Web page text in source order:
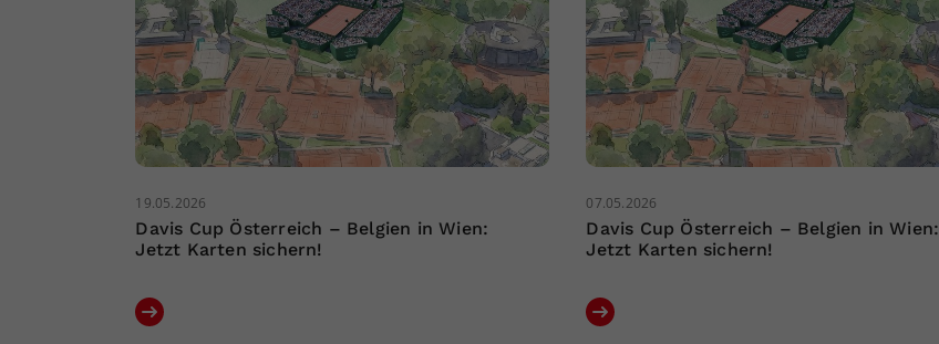
19.05.2026
Davis Cup Österreich – Belgien in Wien:
Jetzt Karten sichern!
07.05.2026
Davis Cup Österreich – Belgien in Wien:
Jetzt Karten sichern!